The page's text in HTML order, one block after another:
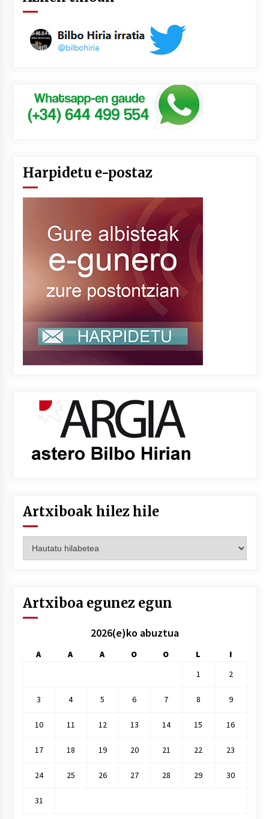
Harpidetu e-postaz
Artxiboak hilez hile
hilez
Artxiboa egunez egun
2026(e)ko abuztua
A A A O O L
I
1
2
3 4 5 6 7 8 9
10 11 12 13 14 15 16
17 18 19 20 21 22 23
24 25 26 27 28 29 30
31